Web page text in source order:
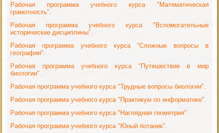
Рабочая программа учебного курса "Математическая
грамотность".
Рабочая программа учебного курса "Вспомогательные
исторические дисциплины".
Рабочая программа учебного курса "Сложные вопросы в
географии".
Рабочая программа учебного курса "Путешествие в мир
биологии".
Рабочая программа учебного курса "Трудные вопросы биологии".
Рабочая программа учебного курса "Практикум по информатике".
Рабочая программа учебного курса "Наглядная геометрия".
Рабочая программа учебного курса "Юный ботаник".